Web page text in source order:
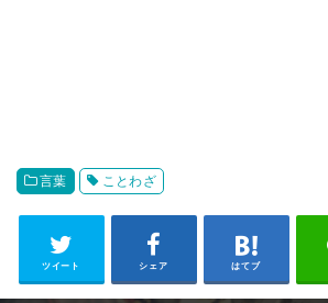
言葉 ことわざ
ツイート シェア はてブ